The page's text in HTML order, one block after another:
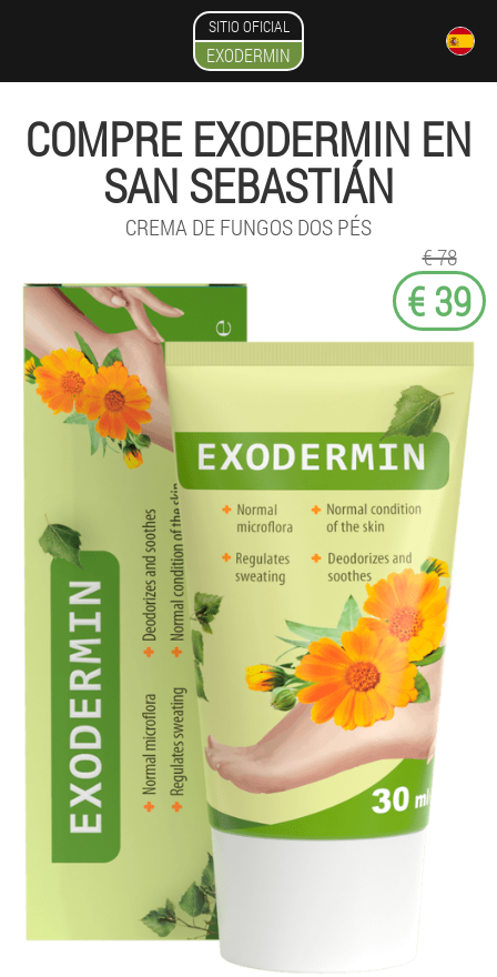
SITIO OFICIAL
EXODERMIN
COMPRE EXODERMIN EN
SAN SEBASTIÁN
CREMA DE FUNGOS DOS PÉS
€ 78
€ 39